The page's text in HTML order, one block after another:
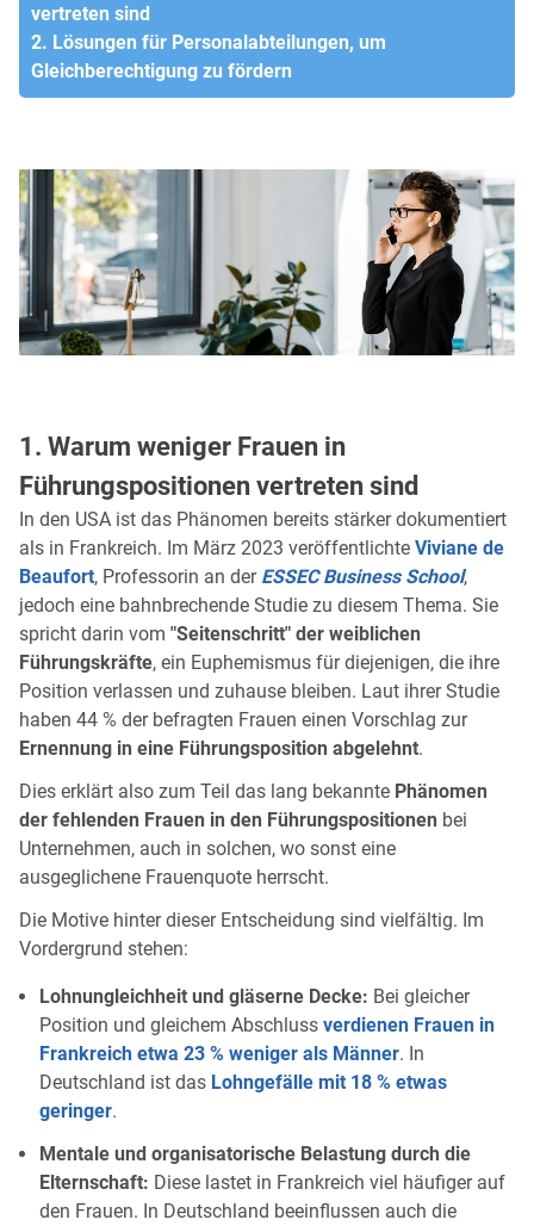
vertreten sind
2. Lösungen für Personalabteilungen, um
Gleichberechtigung zu fördern
1. Warum weniger Frauen in
Führungspositionen vertreten sind
In den USA ist das Phänomen bereits stärker dokumentiert
als in Frankreich. Im März 2023 veröffentlichte Viviane de
Beaufort, Professorin an der ESSEC Business School,
jedoch eine bahnbrechende Studie zu diesem Thema. Sie
spricht darin vom "Seitenschritt" der weiblichen
Führungskräfte, ein Euphemismus für diejenigen, die ihre
Position verlassen und zuhause bleiben. Laut ihrer Studie
haben 44 % der befragten Frauen einen Vorschlag zur
Ernennung in eine Führungsposition abgelehnt.
Dies erklärt also zum Teil das lang bekannte Phänomen
der fehlenden Frauen in den Führungspositionen bei
Unternehmen, auch in solchen, wo sonst eine
ausgeglichene Frauenquote herrscht.
Die Motive hinter dieser Entscheidung sind vielfältig. Im
Vordergrund stehen:
Lohnungleichheit und gläserne Decke: Bei gleicher
Position und gleichem Abschluss verdienen Frauen in
Frankreich etwa 23 % weniger als Männer. In
Deutschland ist das Lohngefälle mit 18 % etwas
geringer.
Mentale und organisatorische Belastung durch die
Elternschaft: Diese lastet in Frankreich viel häufiger auf
den Frauen. In Deutschland beeinflussen auch die